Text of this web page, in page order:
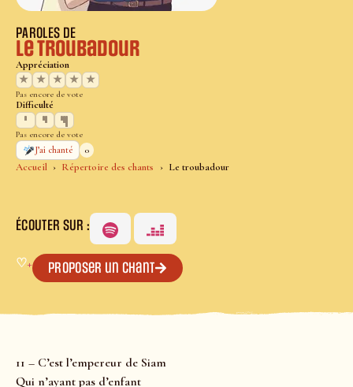
Accueil Répertoire des chants Le troubadour
PAROLES DE
Le troubadour
Appréciation
★
★ ★ ★ ★
Pas encore de vote
Difficulté
Pas encore de vote
J’ai chanté
0
ÉCOUTER SUR :
♡+ Proposer un chant
11 – C’est l’empereur de Siam
Qui n’ayant pas d’enfant